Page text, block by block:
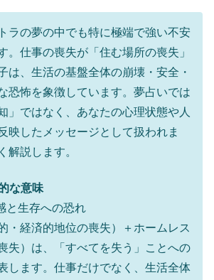
ラの夢の中でも特に極端で強い不安
。仕事の喪失が「住む場所の喪失」
は、生活の基盤全体の崩壊・安全・
恐怖を象徴しています。夢占いでは
」ではなく、あなたの心理状態や人
映したメッセージとして扱われま
解説します。
な意味
と生存への恐れ
・経済的地位の喪失）＋ホームレス
失）は、「すべてを失う」ことへの
します。仕事だけでなく、生活全体